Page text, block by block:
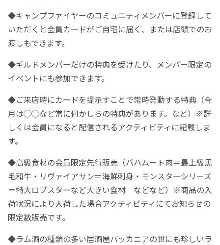
◆キャンプファイヤーのコミュニティメンバーに登録して
いただくと会員カードがご自宅に届く、または店頭でのお
渡しもできます。
◆ギルドメンバーだけの特典を受けたり、メンバー限定の
イベントにも参加できます。
◆ご来店時にカードを提示すことで常時発動する特典（今
月は◯◯など常に何かしらの特典があります。など）※詳
しくは会員になると配信されるアクティビティに記載しま
す。
◆高級食材の会員限定先行販売（バハムート肉＝最上級黒
毛和牛・リヴァイアサン＝海鮮刺身・モンスターシリーズ
＝特大ロブスターなど大きい食材 などなど）※商品の入
荷状況により入荷した場合アクティビティにてお知らせの
限定数販売です。
◆ラム酒の種類の多い居酒屋バッカニアの世にも珍しいラ